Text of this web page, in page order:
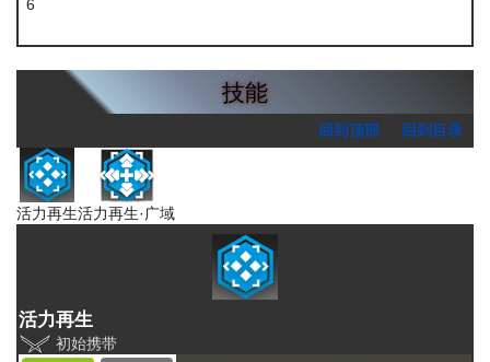
6
技能
回到顶部 回到目录
活力再生活力再生·广域
活力再生
初始携带